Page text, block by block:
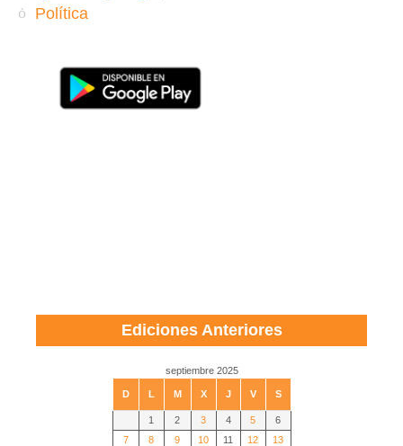
Política
Ediciones Anteriores
septiembre 2025
D L M X J V S
1 2 3 4 5
6
7
8 9 10 11 12
13